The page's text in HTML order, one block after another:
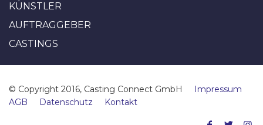
KÜNSTLER
AUFTRAGGEBER
CASTINGS
© Copyright 2016, Casting Connect GmbH
Impressum
AGB
Datenschutz Kontakt